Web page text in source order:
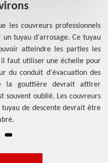
les couvreurs professionnels
tuyau d'arrosage. Ce tuyau
atteindre les parties les
il faut utiliser une échelle pour
du conduit d'évacuation des
la gouttière devrait attirer
souvent oublié. Les couvreurs
de descente devrait être